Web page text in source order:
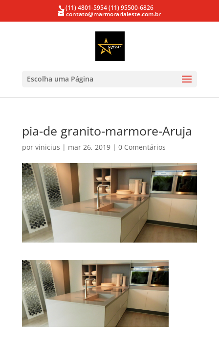
(11) 4801-5954(11) 95500-6826
contato@marmorarialeste.com.br
Escolha uma Página
pia-de granito-marmore-Aruja
por vinicius | mar 26, 2019| 0 Comentários